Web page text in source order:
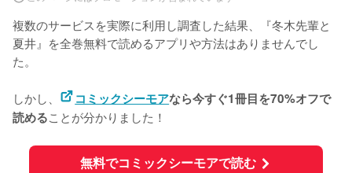
複数のサービスを実際に利用し調査した結果、『冬木先輩と
夏井』を全巻無料で読めるアプリや方法はありませんでし
た。
しかし、 コミックシーモアなら今すぐ1冊目を70%オフで
読めることが分かりました！
無料でコミックシーモアで読む